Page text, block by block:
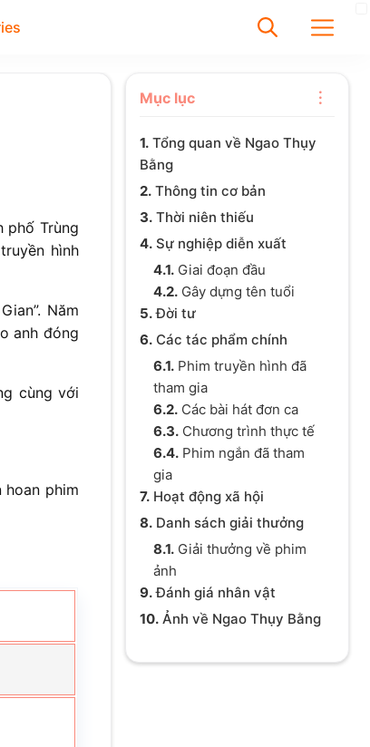
Chưa có bài viết được tìm
thấy
phố Trùng
hình
Năm
anh đóng
cùng với
hoan phim
Mục lục
1.Tổng quan về Ngao Thụy
Bằng
2.Thông tin cơ bản
3.Thời niên thiếu
4.Sự nghiệp diễn xuất
4.1.Giai đoạn đầu
4.2.Gây dựng tên tuổi
5.Đời tư
6.Các tác phẩm chính
6.1.Phim truyền hình đã
tham gia
6.2.Các bài hát đơn ca
6.3.Chương trình thực tế
6.4.Phim ngắn đã tham
gia
7.Hoạt động xã hội
8.Danh sách giải thưởng
8.1.Giải thưởng về phim
ảnh
9.Đánh giá nhân vật
10.Ảnh về Ngao Thụy Bằng